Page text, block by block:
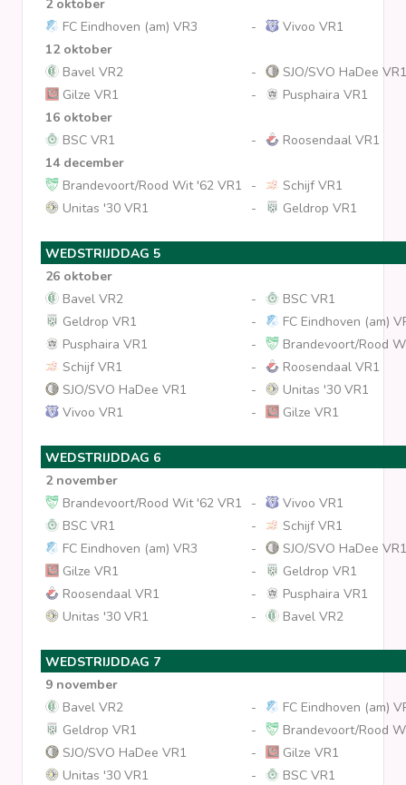
2 oktober
FC Eindhoven (am) VR3
-
Vivoo VR1
12 oktober
Bavel VR2
-
SJO/SVO HaDee VR1
Gilze VR1
-
Pusphaira VR1
16 oktober
BSC VR1
-
Roosendaal VR1
14 december
Brandevoort/Rood Wit '62 VR1
-
Schijf VR1
Unitas '30 VR1
- Geldrop VR1
WEDSTRIJDDAG 5
26 oktober
Bavel VR2
-
BSC VR1
Geldrop VR1
-
FC Eindhoven (am)
Pusphaira VR1
-
Brandevoort/Rood
Schijf VR1
-
Roosendaal VR1
SJO/SVO HaDee VR1
-
Unitas '30 VR1
Vivoo VR1
- Gilze VR1
WEDSTRIJDDAG 6
2 november
Brandevoort/Rood Wit '62 VR1
-
Vivoo VR1
BSC VR1
-
Schijf VR1
FC Eindhoven (am) VR3
-
SJO/SVO HaDee VR1
Gilze VR1
-
Geldrop VR1
Roosendaal VR1
-
Pusphaira VR1
Unitas '30 VR1
- Bavel VR2
WEDSTRIJDDAG 7
9 november
Bavel VR2
-
FC Eindhoven (am)
Geldrop VR1
-
Brandevoort/Rood
SJO/SVO HaDee VR1
-
Gilze VR1
Unitas '30 VR1
-
BSC VR1